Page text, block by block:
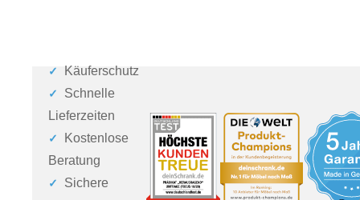
Käuferschutz
Schnelle
Lieferzeiten
Kostenlose
Beratung
Sichere